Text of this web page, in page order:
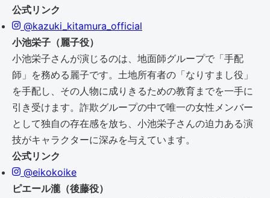
公式リンク
@kazuki_kitamura_official
小池栄子（麗子役）
小池栄子さんが演じるのは、地面師グループで「手配
師」を務める麗子です。土地所有者の「なりすまし役」
を手配し、その人物に成りきるための教育までを一手に
引き受けます。詐欺グループの中で唯一の女性メンバー
として独自の存在感を放ち、小池栄子さんの迫力ある演
技がキャラクターに深みを与えています。
公式リンク
@eikokoike
ピエール瀧（後藤役）